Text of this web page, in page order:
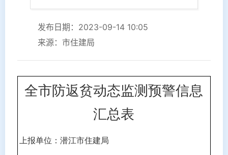
发布日期：2023-09-14 10:05
来源：市住建局
全市防返贫动态监测预警信息
汇总表
上报单位：潜江市住建局